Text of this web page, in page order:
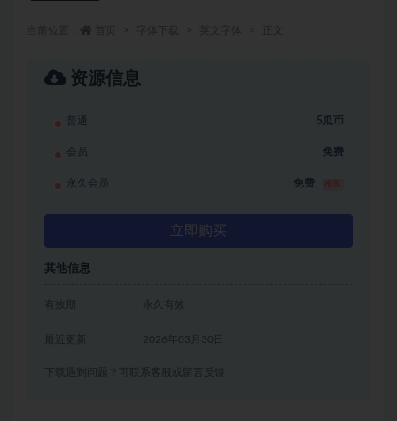
资源信息
普通 5瓜币
会员 免费
永久会员 免费
立即购买
其他信息
有效期 永久有效
2026年03月30日
下载遇到问题？可联系客服或留言反馈